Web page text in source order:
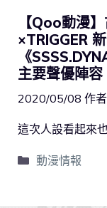
【Qoo動漫
×TRIGGER
《
主要聲優陣容
2020/05/08 作
這次人設看起來
動漫情報